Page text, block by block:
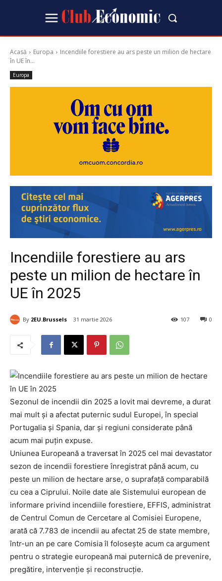
Acasă Europa
Incendiile forestiere au ars peste un milion de hectare
în UE în...
Europa
Incendiile forestiere au ars
peste un milion de hectare în
UE în 2025
By 2EU.Brussels 31 martie 2026 0
107
Sezonul de incendii din 2025 a lovit mai devreme, a durat
mai mult și a afectat puternic sudul Europei, în special
Portugalia și Spania, dar și regiuni considerate până
acum mai puțin expuse.
Uniunea Europeană a traversat în 2025 cel mai devastator
sezon de incendii forestiere înregistrat până acum, cu
peste un milion de hectare arse, o suprafață comparabilă
cu cea a Ciprului. Noile date ale Sistemului european de
informare privind incendiile forestiere, EFFIS, administrat
de Centrul Comun de Cercetare al Comisiei Europene,
arată că 7.783 de incendii au afectat 25 de state membre,
într-un an pe care Comisia îl folosește acum ca argument
pentru o strategie europeană mai puternică de prevenire,
pregătire, intervenție și reconstrucție.